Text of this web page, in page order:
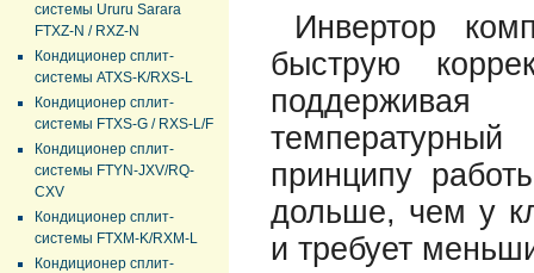
системы Ururu Sarara
FTXZ-N / RXZ-N
Кондиционер сплит-
системы ATXS-K/RXS-L
Кондиционер сплит-
системы FTXS-G / RXS-L/F
Кондиционер сплит-
системы FTYN-JXV/RQ-
CXV
Кондиционер сплит-
системы FTXM-K/RXM-L
Кондиционер сплит-
Инвертор
быструю
принципу
дольше, чем у
и требует